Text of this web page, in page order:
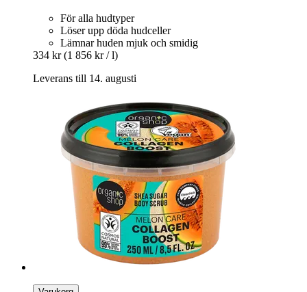
För alla hudtyper
Löser upp döda hudceller
Lämnar huden mjuk och smidig
334 kr (1 856 kr / l)
Leverans till 14. augusti